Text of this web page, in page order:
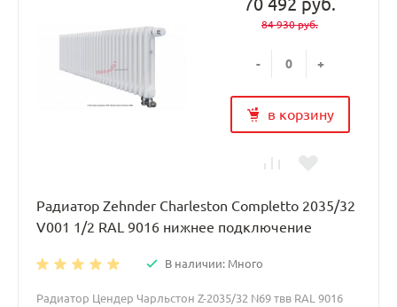
84 930 руб.
- +
в корзину
Радиатор Zehnder Charleston Completto 2035/32
V001 1/2 RAL 9016 нижнее подключение
В наличии: Много
Радиатор Цендер Чарльстон Z-2035/32 N69 твв RAL 9016